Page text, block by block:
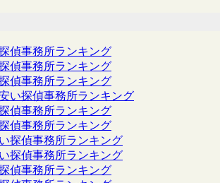
偵事務所ランキング
偵事務所ランキング
偵事務所ランキング
い探偵事務所ランキング
偵事務所ランキング
偵事務所ランキング
探偵事務所ランキング
探偵事務所ランキング
偵事務所ランキング